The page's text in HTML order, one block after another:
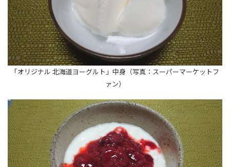
「オリジナル 北海道ヨーグルト」中身（写真：スーパーマーケットフ
ァン）